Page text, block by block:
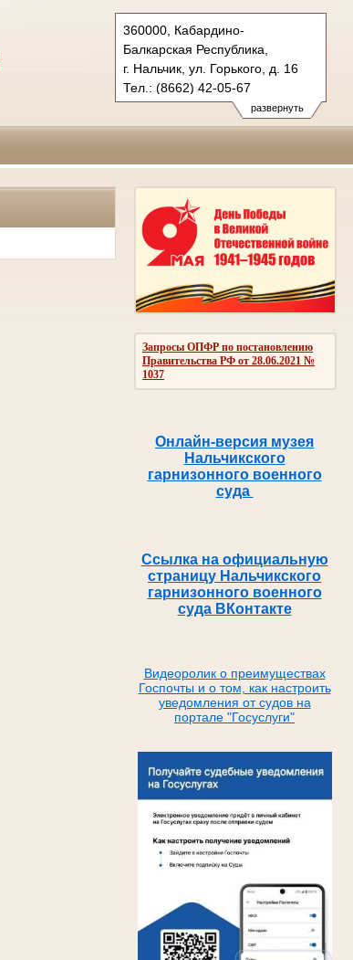
развернуть
360000, Кабардино-
Балкарская Республика,
г. Нальчик, ул. Горького, д. 16
Тел.: (8662) 42-05-67
nalchikskygvs.ros@sudrf.ru
Запросы ОПФР по постановлению
Правительства РФ от 28.06.2021 №
1037
Онлайн-версия музея
Нальчикского
гарнизонного военного
суда
Ссылка на официальную
страницу Нальчикского
гарнизонного военного
суда ВКонтакте
Видеоролик о преимуществах
Госпочты и о том, как настроить
уведомления от судов на
портале "Госуслуги"